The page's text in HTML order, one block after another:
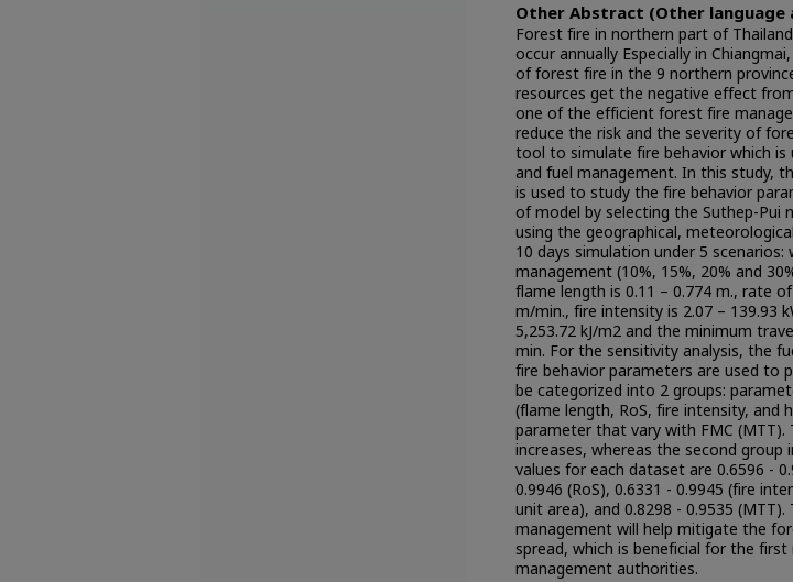
Other Abstract (Other language
Forest fire in northern part of
occur annually Especially in
of forest fire in the 9 northern
resources get the negative effect
one of the efficient forest fire
reduce the risk and the severity of
tool to simulate fire behavior which
and fuel management. In this study,
is used to study the fire behavior
of model by selecting the Suthep-Pui
using the geographical,
10 days simulation under 5
management (10%, 15%, 20% and
flame length is 0.11 – 0.774 m., rate
m/min., fire intensity is 2.07 – 139.93
5,253.72 kJ/m2 and the minimum
min. For the sensitivity analysis, the
fire behavior parameters are used to
be categorized into 2 groups:
(flame length, RoS, fire intensity, and
parameter that vary with FMC (MTT).
increases, whereas the second group
values for each dataset are 0.6596 -
0.9946 (RoS), 0.6331 - 0.9945 (fire
unit area), and 0.8298 - 0.9535
management will help mitigate the
spread, which is beneficial for the
management authorities.